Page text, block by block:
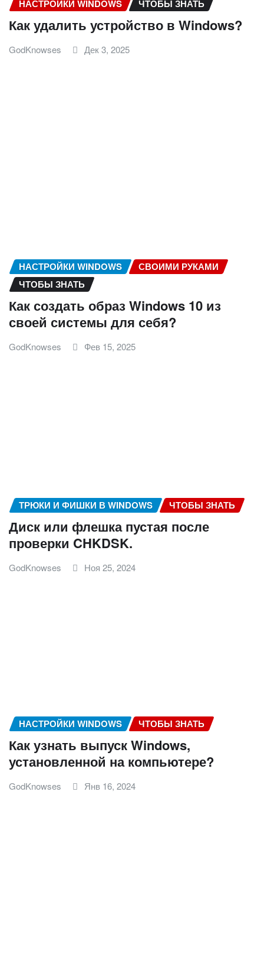
НАСТРОЙКИ WINDOWS ЧТОБЫ ЗНАТЬ
Как удалить устройство в Windows?
GodKnowses Дек 3, 2025
НАСТРОЙКИ WINDOWS
СВОИМИ РУКАМИ
ЧТОБЫ ЗНАТЬ
Как создать образ Windows 10 из
своей системы для себя?
GodKnowses Фев 15, 2025
ТРЮКИ И ФИШКИ В WINDOWS ЧТОБЫ ЗНАТЬ
Диск или флешка пустая после
проверки CHKDSK.
GodKnowses Ноя 25, 2024
НАСТРОЙКИ WINDOWS ЧТОБЫ ЗНАТЬ
Как узнать выпуск Windows,
установленной на компьютере?
GodKnowses Янв 16, 2024